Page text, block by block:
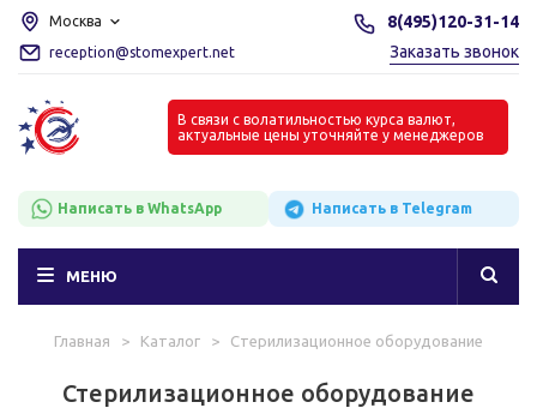
Москва
reception@stomexpert.net
8(495)120-31-14
Заказать звонок
В связи с волатильностью курса валют,
актуальные цены уточняйте у менеджеров
Написать в WhatsApp Написать в Telegram
МЕНЮ
Главная > Каталог > Стерилизационное оборудование
Стерилизационное оборудование